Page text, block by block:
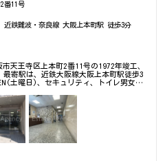
番11号
近鉄難波・奈良線 大阪上本町駅 徒歩3分
天王寺区上本町2番11号の1972年竣工、
寄駅は、近鉄大阪線大阪上本町駅徒歩3
土曜日)、セキュリティ、トイレ男女
転、不動産の事なら何でもお気軽にご